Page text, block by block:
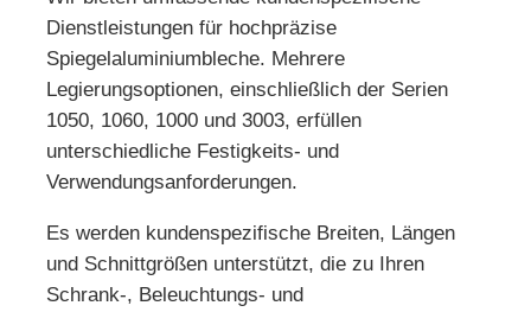
Dienstleistungen für hochpräzise
Spiegelaluminiumbleche. Mehrere
Legierungsoptionen, einschließlich der Serien
1050, 1060, 1000 und 3003, erfüllen
unterschiedliche Festigkeits- und
Verwendungsanforderungen.
Es werden kundenspezifische Breiten, Längen
und Schnittgrößen unterstützt, die zu Ihren
Schrank-, Beleuchtungs- und